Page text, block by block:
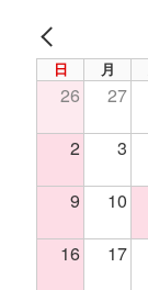
PREV
日 月
26 27
2 3
9 10
16 17